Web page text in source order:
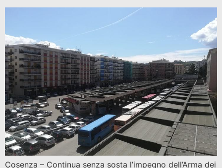
Cosenza – Continua senza sosta l’impegno dell’Arma dei